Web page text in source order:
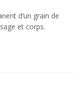
d’un grain de
et corps.